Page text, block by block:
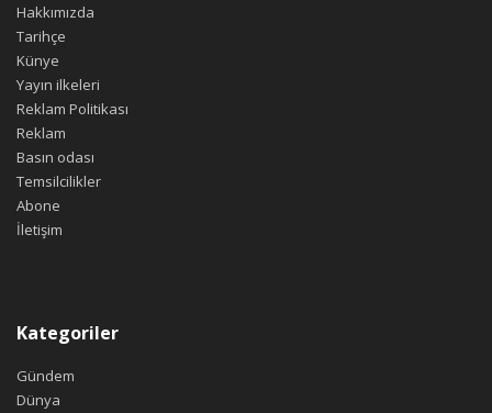
Hakkımızda
Tarihçe
Künye
Yayın ilkeleri
Reklam Politikası
Reklam
Basın odası
Temsilcilikler
Abone
İletişim
Kategoriler
Gündem
Dünya